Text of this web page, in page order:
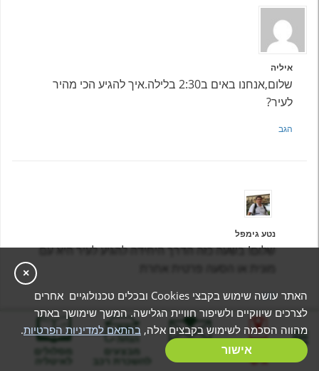
איליה
שלום,אנחנו באים ב2:30 בלילה.איך להגיע הכי מהיר
לעיר?
הגב
נטע גימפל
שלום! בשעה כזה הדרך היחידה להגיע לעיר היא עם
הגב
בניית מסלול
אישי
מבצעים מסלולים
לאיטליה
×
האתר עושה שימוש בקבצי Cookies ובכלים טכנולוגיים אחרים
לצרכים שיווקיים ולשיפור חוויית הגלישה. המשך שימושך באתר
מהווה הסכמה לשימוש בקבצים אלה, בהתאם למדיניות הפרטיות.
אישור